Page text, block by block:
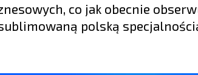
co jak obecnie
polską